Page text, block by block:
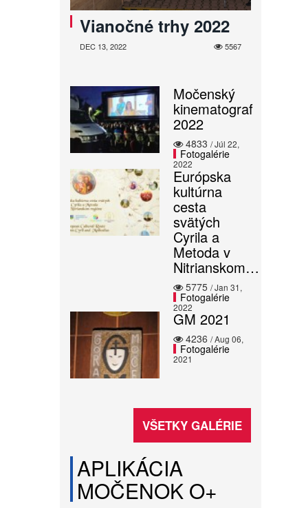
Vianočné trhy 2022
5567
DEC 13, 2022
Močenský
kinematograf
2022
4833
Fotogalérie
/ Júl 22,
2022
Európska
kultúrna
cesta
svätých
Cyrila a
Metoda v
Nitrianskom…
5775
Fotogalérie
/ Jan 31,
2022
GM 2021
4236
Fotogalérie
/ Aug 06,
2021
VŠETKY GALÉRIE
APLIKÁCIA
MOČENOK O+